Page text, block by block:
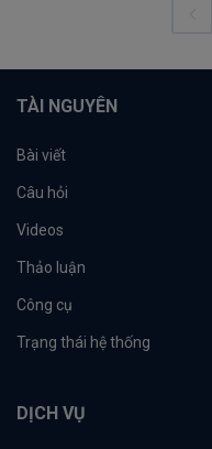
TÀI NGUYÊN
Bài viết
Câu hỏi
Videos
Thảo luận
Công cụ
Trạng thái hệ thống
DỊCH VỤ